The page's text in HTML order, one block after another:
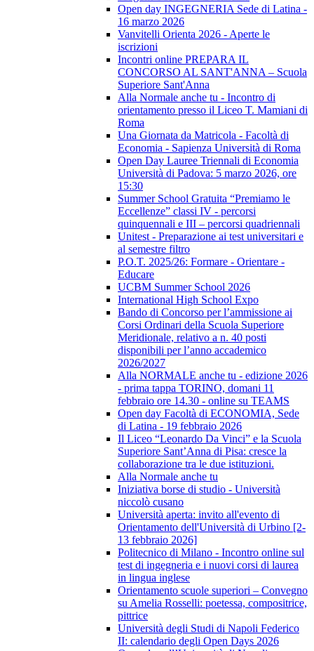
Open day INGEGNERIA Sede di Latina -
16 marzo 2026
Vanvitelli Orienta 2026 - Aperte le
iscrizioni
Incontri online PREPARA IL
CONCORSO AL SANT'ANNA – Scuola
Superiore Sant'Anna
Alla Normale anche tu - Incontro di
orientamento presso il Liceo T. Mamiani di
Roma
Una Giornata da Matricola - Facoltà di
Economia - Sapienza Università di Roma
Open Day Lauree Triennali di Economia
Università di Padova: 5 marzo 2026, ore
15:30
Summer School Gratuita “Premiamo le
Eccellenze” classi IV - percorsi
quinquennali e III – percorsi quadriennali
Unitest - Preparazione ai test universitari e
al semestre filtro
P.O.T. 2025/26: Formare - Orientare -
Educare
UCBM Summer School 2026
International High School Expo
Bando di Concorso per l’ammissione ai
Corsi Ordinari della Scuola Superiore
Meridionale, relativo a n. 40 posti
disponibili per l’anno accademico
2026/2027
Alla NORMALE anche tu - edizione 2026
- prima tappa TORINO, domani 11
febbraio ore 14.30 - online su TEAMS
Open day Facoltà di ECONOMIA, Sede
di Latina - 19 febbraio 2026
Il Liceo “Leonardo Da Vinci” e la Scuola
Superiore Sant’Anna di Pisa: cresce la
collaborazione tra le due istituzioni.
Alla Normale anche tu
Iniziativa borse di studio - Università
niccolò cusano
Università aperta: invito all'evento di
Orientamento dell'Università di Urbino [2-
13 febbraio 2026]
Politecnico di Milano - Incontro online sul
test di ingegneria e i nuovi corsi di laurea
in lingua inglese
Orientamento scuole superiori – Convegno
su Amelia Rosselli: poetessa, compositrice,
pittrice
Università degli Studi di Napoli Federico
II: calendario degli Open Days 2026